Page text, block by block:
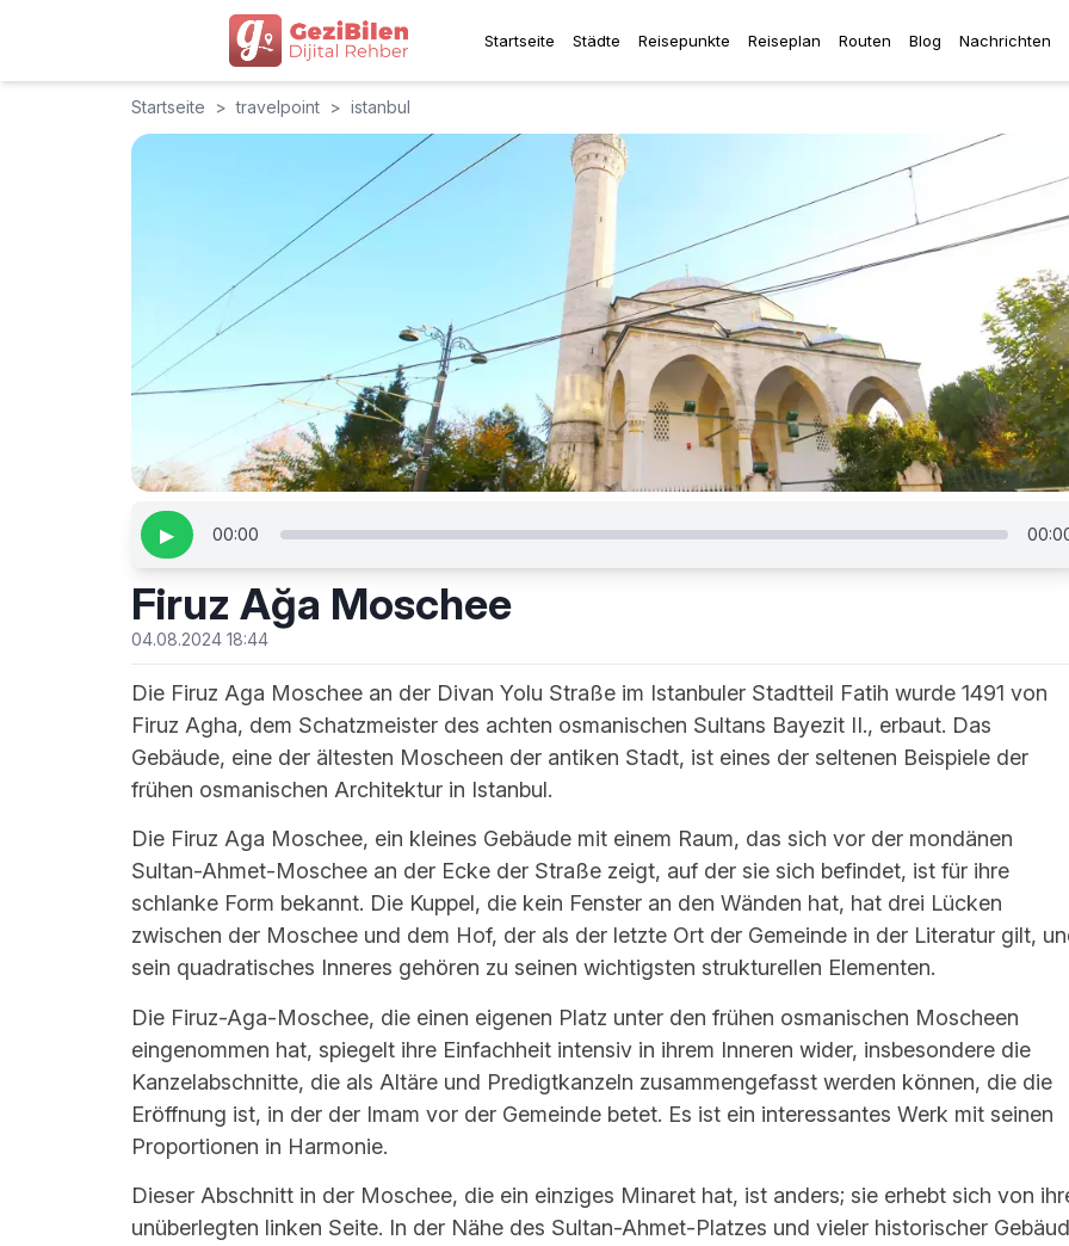
Startseite Städte Reisepunkte Reiseplan Routen Blog Nachrichten
Startseite > travelpoint > istanbul
▶ 00:00
Firuz Ağa Moschee
04.08.2024 18:44
Die Firuz Aga Moschee an der Divan Yolu Straße im Istanbuler Stadtteil Fatih wurde 1491 von
Firuz Agha, dem Schatzmeister des achten osmanischen Sultans Bayezit II., erbaut. Das
Gebäude, eine der ältesten Moscheen der antiken Stadt, ist eines der seltenen Beispiele der
frühen osmanischen Architektur in Istanbul.
Die Firuz Aga Moschee, ein kleines Gebäude mit einem Raum, das sich vor der mondänen
Sultan-Ahmet-Moschee an der Ecke der Straße zeigt, auf der sie sich befindet, ist für ihre
schlanke Form bekannt. Die Kuppel, die kein Fenster an den Wänden hat, hat drei Lücken
zwischen der Moschee und dem Hof, der als der letzte Ort der Gemeinde in der Literatur gilt,
sein quadratisches Inneres gehören zu seinen wichtigsten strukturellen Elementen.
Die Firuz-Aga-Moschee, die einen eigenen Platz unter den frühen osmanischen Moscheen
eingenommen hat, spiegelt ihre Einfachheit intensiv in ihrem Inneren wider, insbesondere die
Kanzelabschnitte, die als Altäre und Predigtkanzeln zusammengefasst werden können, die die
Eröffnung ist, in der der Imam vor der Gemeinde betet. Es ist ein interessantes Werk mit seinen
Proportionen in Harmonie.
Dieser Abschnitt in der Moschee, die ein einziges Minaret hat, ist anders; sie erhebt sich von
unüberlegten linken Seite. In der Nähe des Sultan-Ahmet-Platzes und vieler historischer